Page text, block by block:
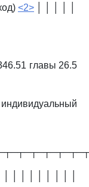
<2>
главы 26.5
│ │ │ │ │ │ │ │